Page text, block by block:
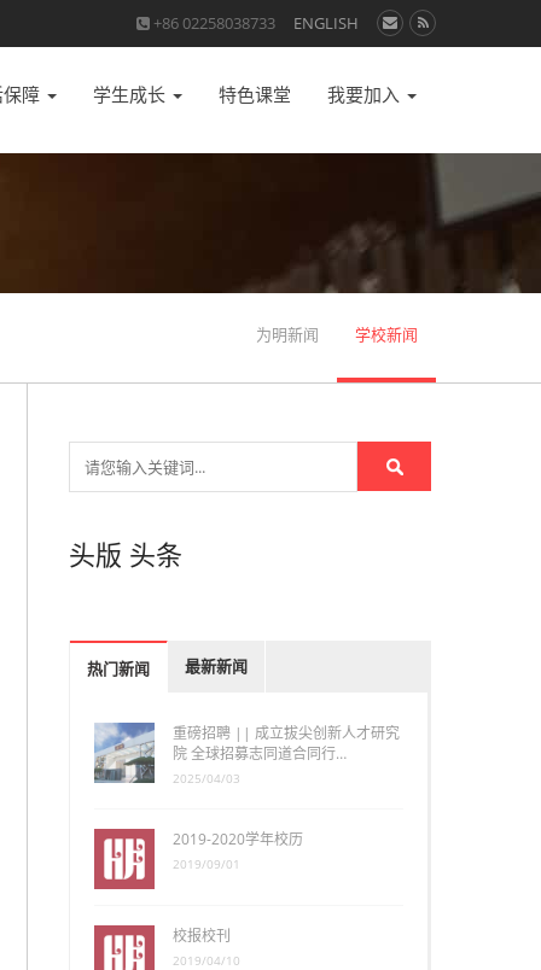
+86 02258038733 ENGLISH
障 学生成长 特色课堂 我要加入
为明新闻 学校新闻
头版 头条
热门新闻 最新新闻
重磅招聘 || 成立拔尖创新人才研究
院 全球招募志同道合同行…
2025/04/03
2019-2020学年校历
2019/09/01
校报校刊
2019/04/10